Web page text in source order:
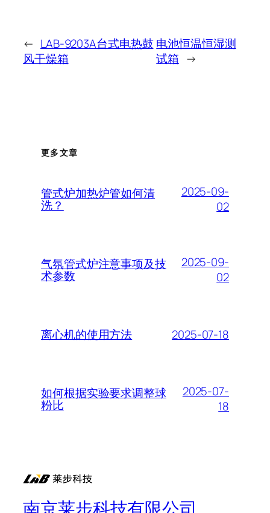
← LAB-9203A台式电热鼓
风干燥箱
电池恒温恒湿测
试箱 →
更多文章
管式炉加热炉管如何清
洗？
2025-09-
02
气氛管式炉注意事项及技
术参数
2025-09-
02
离心机的使用方法 2025-07-18
如何根据实验要求调整球
粉比
2025-07-
18